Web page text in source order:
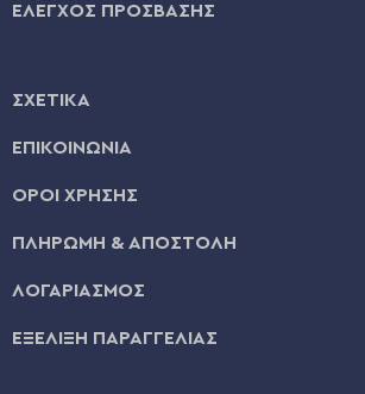
ΕΛΕΓΧΟΣ ΠΡΟΣΒΑΣΗΣ
ΣΧΕΤΙΚΑ
ΕΠΙΚΟΙΝΩΝΙΑ
ΟΡΟΙ ΧΡΗΣΗΣ
ΠΛΗΡΩΜΗ & ΑΠΟΣΤΟΛΗ
ΛΟΓΑΡΙΑΣΜΟΣ
ΕΞΕΛΙΞΗ ΠΑΡΑΓΓΕΛΙΑΣ